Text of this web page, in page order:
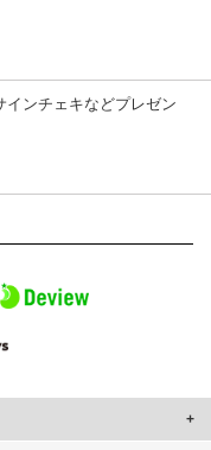
ンチェキなどプレゼン